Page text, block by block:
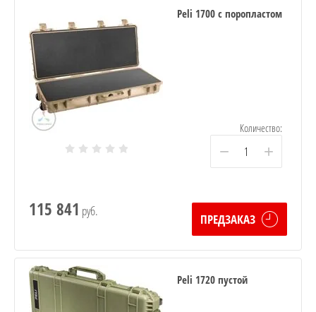
Peli 1700 с поропластом
Количество:
− +
115 841 руб.
ПРЕДЗАКАЗ
Peli 1720 пустой